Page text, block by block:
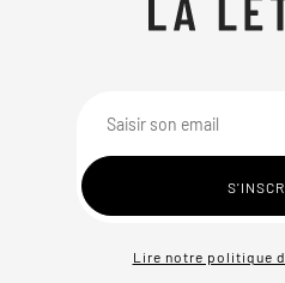
Lire notre politique